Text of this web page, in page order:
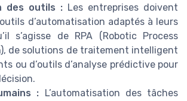
des outils : Les entreprises doivent
d’automatisation adaptés à leurs
s’agisse de RPA (Robotic Process
de solutions de traitement intelligent
ou d’outils d’analyse prédictive pour
: L’automatisation des tâches